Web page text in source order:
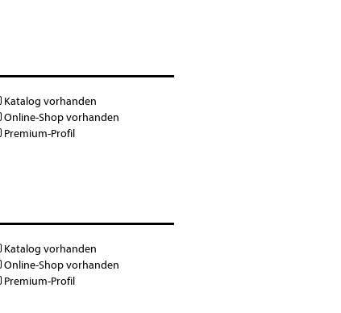
Katalog vorhanden
Online-Shop vorhanden
Premium-Profil
Katalog vorhanden
Online-Shop vorhanden
Premium-Profil